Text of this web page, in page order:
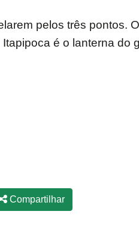
pelos três pontos.
é o lanterna do
Compartilhar